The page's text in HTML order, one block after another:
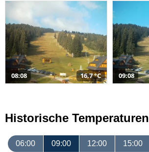
08:08 16,7 °C 09:08
Historische Temperaturen
06:00 09:00 12:00 15:00